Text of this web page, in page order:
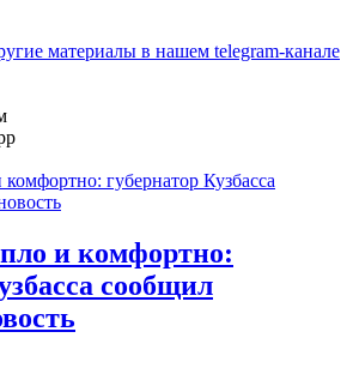
материалы в нашем telegram-канале
и комфортно:
сообщил